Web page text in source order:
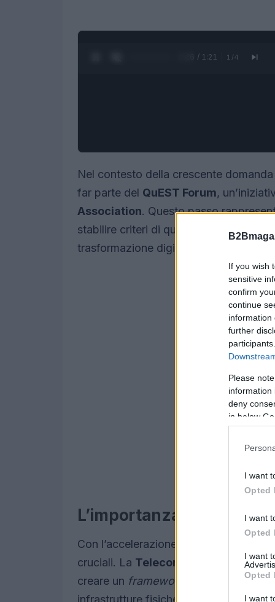
If you wish
sensitive
confirm
continue
information
further
Please
information
deny
in below
I want
Opted
I want
Opted
I want
Opted
I want
0:27 / 1:21 1 /4
Nel contesto della crescente
far parte del QuEST Forum,
Association. Questo passo
stabilire criteri di qualità condivisi per i
trasformazione digitale a livello globale.
L’importanza di
Con l’accelerazione della
cruciali. La Telecommunications
creare un framework
internazionale